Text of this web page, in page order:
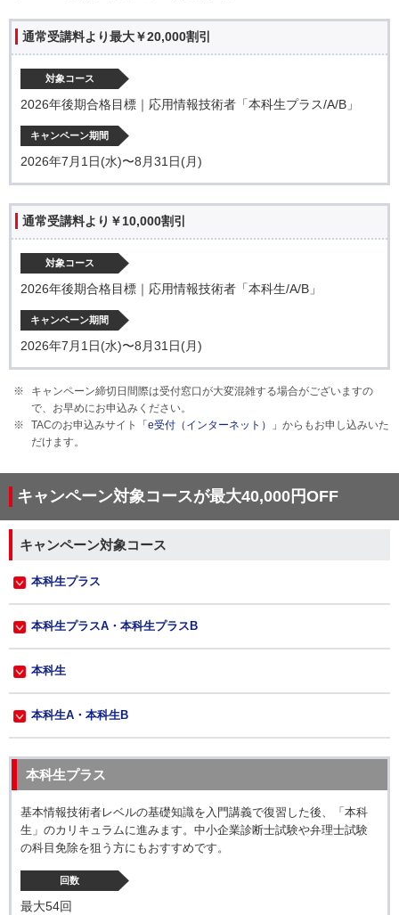
通常受講料より最大￥20,000割引
対象コース
2026年後期合格目標｜応用情報技術者「本科生プラス/A/B」
キャンペーン期間
2026年7月1日(水)〜8月31日(月)
通常受講料より￥10,000割引
対象コース
2026年後期合格目標｜応用情報技術者「本科生/A/B」
キャンペーン期間
2026年7月1日(水)〜8月31日(月)
キャンペーン締切日間際は受付窓口が大変混雑する場合がございますの
で、お早めにお申込みください。
TACのお申込みサイト
「e受付（インターネット）」 からもお申し込みいた
だけます。
キャンペーン対象コースが最大40,000円OFF
キャンペーン対象コース
本科生プラス
本科生プラスA・本科生プラスB
本科生
本科生A・本科生B
本科生プラス
基本情報技術者レベルの基礎知識を入門講義で復習した後、「本科
生」のカリキュラムに進みます。中小企業診断士試験や弁理士試験
の科目免除を狙う方にもおすすめです。
回数
最大54回